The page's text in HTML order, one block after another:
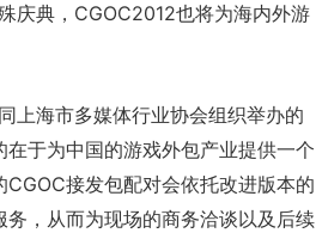
庆典，CGOC2012也将为海内外游
上海市多媒体行业协会组织举办的
于为中国的游戏外包产业提供一个
接发包配对会依托改进版本的
，从而为现场的商务洽谈以及后续